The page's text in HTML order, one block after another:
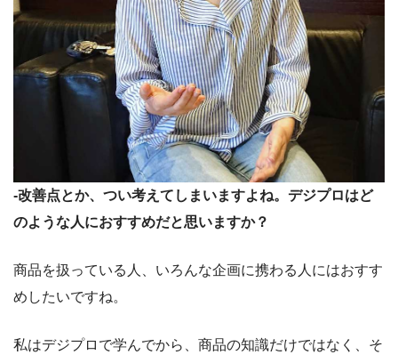
-改善点とか、つい考えてしまいますよね。デジプロはど
のような人におすすめだと思いますか？
商品を扱っている人、いろんな企画に携わる人にはおすす
めしたいですね。
私はデジプロで学んでから、商品の知識だけではなく、そ